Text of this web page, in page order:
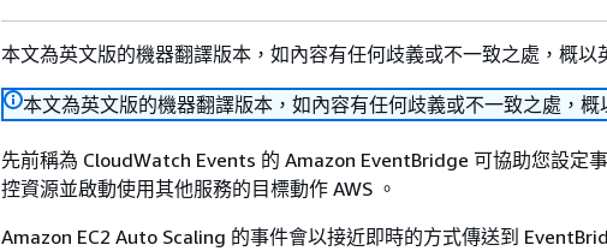
本文為英文版的機器翻譯版本，如內容有任何歧義或不一致之處，概以
本文為英文版的機器翻譯版本，如內容有任何歧義或不一致之處，概
先前稱為 CloudWatch Events 的 Amazon EventBridge 可協助您設定
控資源並啟動使用其他服務的目標動作 AWS 。
Amazon EC2 Auto Scaling 的事件會以接近即時的方式傳送到